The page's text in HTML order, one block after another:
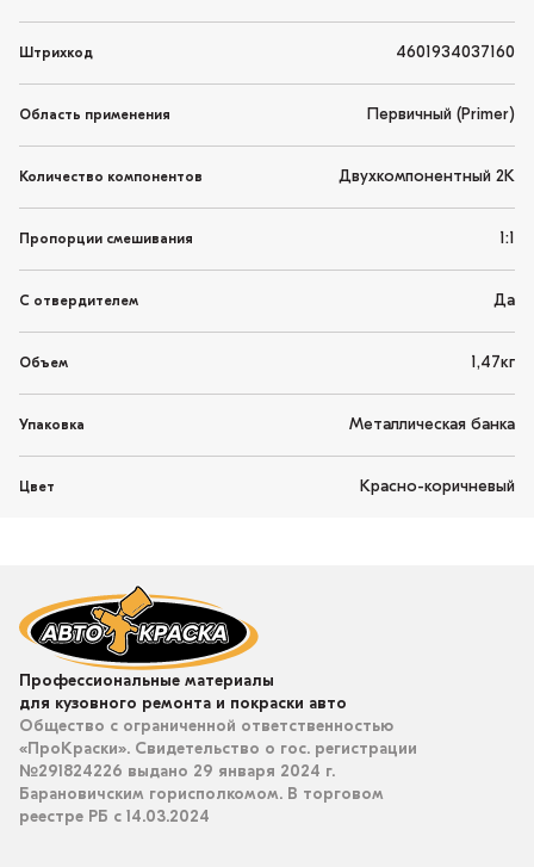
Штрихкод 4601934037160
Область применения Первичный (Primer)
Количество компонентов Двухкомпонентный 2K
Пропорции смешивания 1:1
С отвердителем Да
Объем 1,47кг
Упаковка Металлическая банка
Цвет Красно-коричневый
Профессиональные материалы
для кузовного ремонта и покраски авто
Общество с ограниченной ответственностью
«ПроКраски». Свидетельство о гос. регистрации
№291824226 выдано 29 января 2024 г.
Барановичским горисполкомом. В торговом
реестре РБ с 14.03.2024